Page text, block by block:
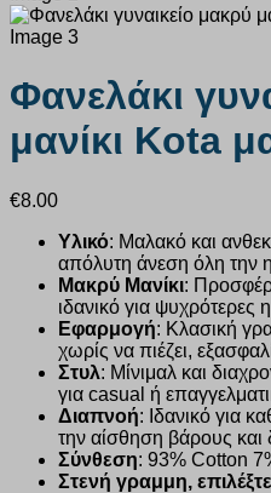
Φανελάκι
μανίκι Kota
€8.00
Υλικό: Μαλακό και
απόλυτη άνεση όλη την
Μακρύ Μανίκι:
ιδανικό για ψυχρότερες
Εφαρμογή: Κλασική
χωρίς να πιέζει,
Στυλ: Μίνιμαλ και
για casual ή
Διαπνοή: Ιδανικό για
την αίσθηση βάρους και
Σύνθεση: 93% Cotton
Στενή γραμμη,